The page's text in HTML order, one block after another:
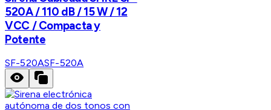
520A / 110 dB / 15 W / 12
VCC / Compacta y
Potente
SF-520ASF-520A